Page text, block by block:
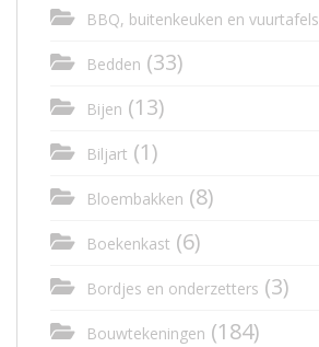
BBQ, buitenkeuken en vuurtafels
Bedden (33)
Bijen (13)
Biljart (1)
Bloembakken (8)
Boekenkast (6)
Bordjes en onderzetters (3)
Bouwtekeningen (184)